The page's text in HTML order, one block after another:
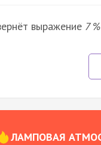
выражение 7
ЛАМПОВАЯ